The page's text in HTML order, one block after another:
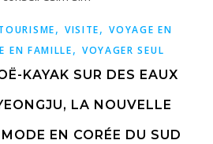
, VISITE,VOYAGE EN
EN FAMILLE, VOYAGER SEUL
KAYAK SUR DES EAUX
LA NOUVELLE
EN CORÉE DU SUD